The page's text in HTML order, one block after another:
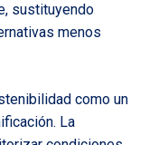
sustituyendo
menos
como un
La